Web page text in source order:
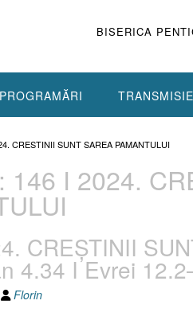
BISERICA
PROGRAMĂRI
CRESTINII SUNT SAREA PAMANTULUI
146 I 2024.
CREȘTINII
4.34 I Evrei
Florin